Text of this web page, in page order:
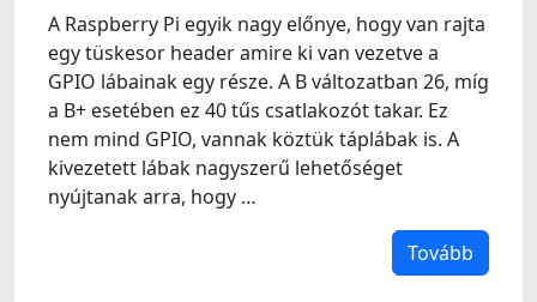
A Raspberry Pi egyik nagy előnye, hogy van rajta
egy tüskesor header amire ki van vezetve a
GPIO lábainak egy része. A B változatban 26, míg
a B+ esetében ez 40 tűs csatlakozót takar. Ez
nem mind GPIO, vannak köztük táplábak is. A
kivezetett lábak nagyszerű lehetőséget
nyújtanak arra, hogy …
Tovább